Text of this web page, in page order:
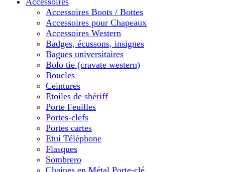
Accessoires Boots / Bottes
Accessoires pour Chapeaux
Accessoires Western
Badges, écussons, insignes
Bagues universitaires
Bolo tie (cravate western)
Boucles
Ceintures
Etoiles de shériff
Porte Feuilles
Portes-clefs
Portes cartes
Etui Téléphone
Flasques
Sombrero
Chaines en Métal Porte-clé